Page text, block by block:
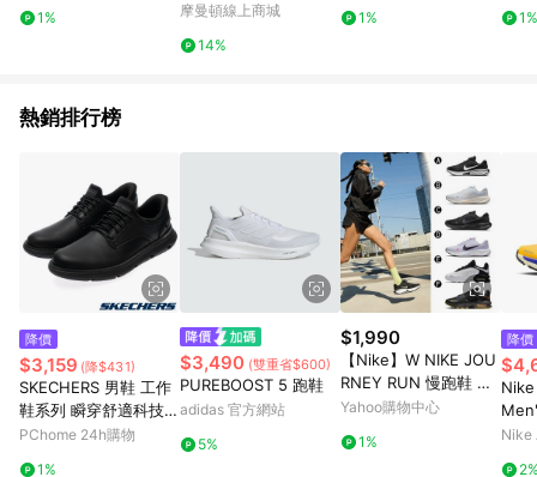
1%
摩曼頓線上商城
14%
1%
1] 1%
熱銷排行榜
降價
$3,159 (降$431)
SKECHERS 男鞋 工作
鞋系列 瞬穿舒適科技
GARZA SR - 200310B
PChome 24h購物
1%
$3,490 (雙重省$600)
PUREBOOST 5 跑鞋
adidas 官方網站
5%
$1,990
【Nike】W NIKE JOU
RNEY RUN 慢跑鞋 運
動鞋 男女 A-FJ77650
六款
Yahoo購物中心
1%
降價
Nike